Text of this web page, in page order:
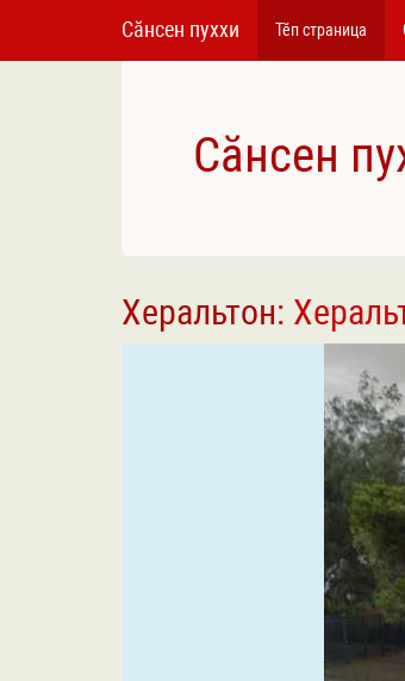
Сӑнсен пуххи Тӗп страница
Сӑнсен
Херальтон: